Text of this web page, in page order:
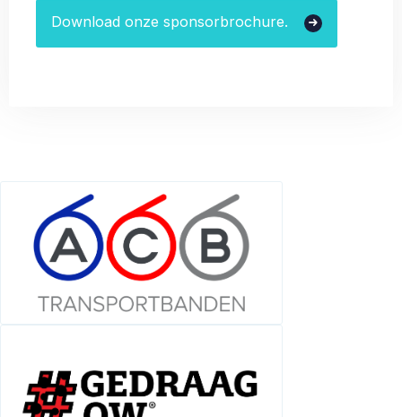
Download onze sponsorbrochure.